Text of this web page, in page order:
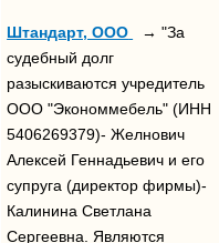
Штандарт, ООО
→ "За
судебный долг
разыскиваются учредитель
ООО "Экономмебель" (ИНН
5406269379)- Желнович
Алексей Геннадьевич и его
супруга (директор фирмы)-
Калинина Светлана
Сергеевна. Являются